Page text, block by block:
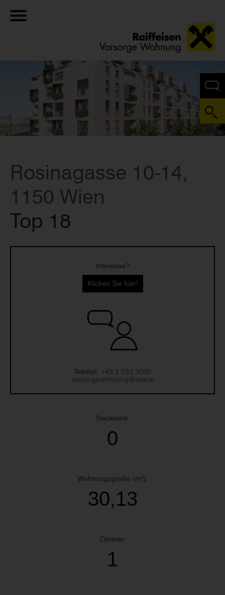
Rosinagasse 10-14,
1150 Wien
Top 18
Interesse?
Klicken Sie hier!
Telefon: +43 1 533 3000
vorsorgewohnung@rvw.at
Stockwerk:
0
Wohnungsgröße (m²):
30,13
Zimmer:
1